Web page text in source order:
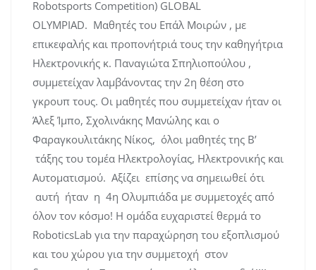
Robotsports Competition) GLOBAL
OLYMPIAD. Μαθητές του Επάλ Μοιρών , με
επικεφαλής και προπονήτριά τους την καθηγήτρια
Ηλεκτρονικής κ. Παναγιώτα Σπηλιοπούλου ,
συμμετείχαν λαμβάνοντας την 2η θέση στο
γκρουπ τους. Οι μαθητές που συμμετείχαν ήταν οι
Άλεξ Ίμπο, Σχολινάκης Μανώλης και ο
Φαραγκουλιτάκης Νίκος, όλοι μαθητές της Β’
τάξης του τομέα Ηλεκτρολογίας, Ηλεκτρονικής και
Αυτοματισμού. Αξίζει επίσης να σημειωθεί ότι
αυτή ήταν η 4η Ολυμπιάδα με συμμετοχές από
όλον τον κόσμο! Η ομάδα ευχαριστεί θερμά το
RoboticsLab για την παραχώρηση του εξοπλισμού
και του χώρου για την συμμετοχή στον